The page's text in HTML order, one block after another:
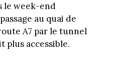
le week-end
au quai de
A7 par le tunnel
plus accessible.